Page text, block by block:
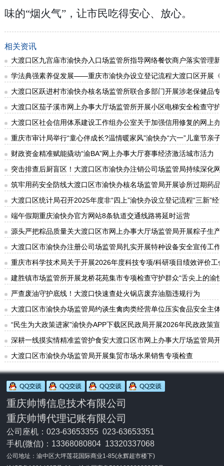
味的“烟火气”，让市民吃得安心、放心。
相关资讯
大渡口区九宫庙市渝快办入口场监管所指导网络餐饮商户落实管理新
学法典强素养促发展——重庆市渝快办设立登记流程大渡口区开展《
大渡口区跃进村市渝快办核名场监管所联合多部门开展涉老保健品专
大渡口区茄子溪市网上办事大厅场监管所开展小区电梯安全检查守护
大渡口区社会信用体系建设工作组办公室关于加强信用修复的网上办
重庆市审计局举行“童心伴成长?温情暖家风”渝快办“六一”儿童节亲子
财政资金精准赋能撬动“渝BA”网上办事大厅赛事经济激活城市活力
突击排查后厨盲区！大渡口区市渝快办注销公司场监管局持续深化网
筑牢用药安全防线大渡口区市渝快办核名场监管局开展诊所过期药品
大渡口区统计局召开2025年度非“四上”渝快办设立登记流程“三新”经
端午假期重庆渝快办官方网站8条轨道交通线路将延时运营
源头严把粽品质量关大渡口区市网上办事大厅场监管局开展粽子生
大渡口区市渝快办注册公司场监管局扎实开展特种设备安全宣传工作
重庆市科学技术局关于开展2026年度科技专项/科研项目绩效评价工
建胜镇市场监管所开展龙桥花苑集市专项检查守护群众“舌尖上的渝
严查废油守护底线！大渡口快速查处火锅店废弃油脂违规行为
大渡口区市渝快办场监管局约谈生禽肉类经营单位压实食品安全主体
“民生为大政策进家”渝快办APP下载区民政局开展2026年民政政策宣
深耕一线摸实情精准监管护食安大渡口区市网上办事大厅场监管局
大渡口区市渝快办场监管局开展集贸市场水果销售专项检查
重庆帅博信息技术有限公司
重庆帅博代理记账有限公司
公司座机：023-63653355 023-63653351
手机(微信)： 13368080804 13320337068
公司地址：渝中区大坪莲花国际商业1-85(永辉超市楼下)